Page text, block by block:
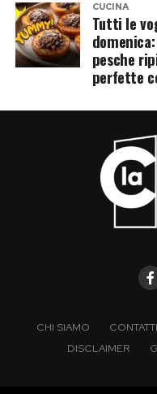
CUCINA
Tutti le
pesche
perfette
CHI SIAMO CONTATTI
DISCLAIMER